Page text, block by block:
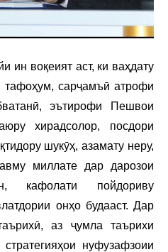
ин воқеият аст, ки ваҳдату
тафоҳум, сарҷамъӣ атрофи
эътирофи Пешвои
хирадсолор, посдори
шукӯҳ, азамату неру,
миллате дар дарозои
кафолати пойдориву
онҳо будааст. Дар
аз ҷумла таърихи
нуфузафзоии